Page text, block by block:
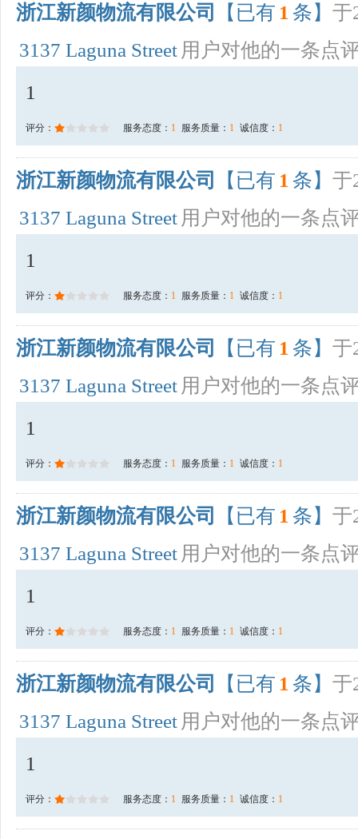
浙江新颜物流有限公司 【已有 1 条】 于
3137 Laguna Street 用户对他的一条点
1
评分： 服务态度： 1 服务质量： 1 诚信度： 1
浙江新颜物流有限公司 【已有 1 条】 于
3137 Laguna Street 用户对他的一条点
1
评分： 服务态度： 1 服务质量： 1 诚信度： 1
浙江新颜物流有限公司 【已有 1 条】 于
3137 Laguna Street 用户对他的一条点
1
评分： 服务态度： 1 服务质量： 1 诚信度： 1
浙江新颜物流有限公司 【已有 1 条】 于
3137 Laguna Street 用户对他的一条点
1
评分： 服务态度： 1 服务质量： 1 诚信度： 1
浙江新颜物流有限公司 【已有 1 条】 于
3137 Laguna Street 用户对他的一条点
1
评分： 服务态度： 1 服务质量： 1 诚信度： 1